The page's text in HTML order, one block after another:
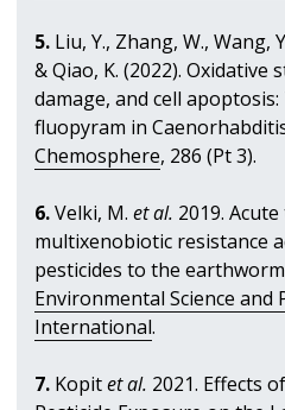
5. Liu, Y., Zhang, W., Wang,
& Qiao, K. (2022). Oxidative
damage, and cell
fluopyram in
Chemosphere, 286 (Pt 3).
6.Velki, M. et al. 2019.
multixenobiotic resistance
pesticides to the
Environmental Science and
International.
7. Kopitet al. 2021. Effects